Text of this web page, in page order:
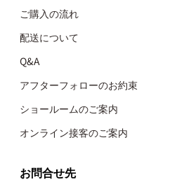
ご購入の流れ
配送について
Q&A
アフターフォローのお約束
ショールームのご案内
オンライン接客のご案内
お問合せ先